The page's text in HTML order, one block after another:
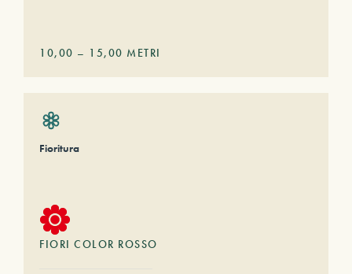
10,00 – 15,00 METRI
Fioritura
FIORI COLOR ROSSO